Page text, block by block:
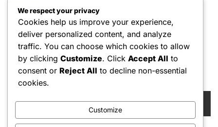
Cookie-Einstellungen
Über uns
Kontaktieren Sie uns
Suche
We respect your privacy
Cookies help us improve your experience,
deliver personalized content, and analyze
traffic. You can choose which cookies to allow
by clicking Customize. Click Accept All to
consent or Reject All to decline non-essential
cookies.
Customize